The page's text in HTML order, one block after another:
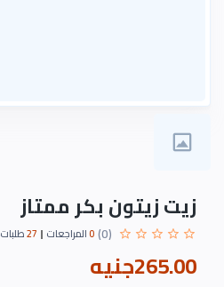
زيت زيتون بكر ممتاز
(0)
0 المراجعات 27طلبات
265.00جنيه